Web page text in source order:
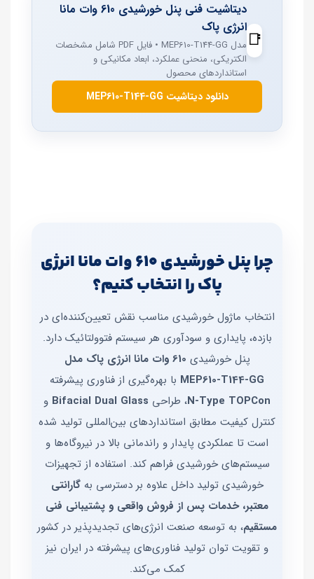
📑
دیتاشیت فنی پنل خورشیدی 610 وات مانا
انرژی پاک
مدل MEP610‑T144‑GG • فایل PDF شامل مشخصات
الکتریکی، منحنی عملکرد، ابعاد مکانیکی و
استانداردهای محصول
دانلود دیتاشیت MEP610‑T144‑GG
چرا پنل خورشیدی 610 وات مانا انرژی
پاک را انتخاب کنیم؟
انتخاب ماژول خورشیدی مناسب نقش تعیین‌کننده‌ای در
بازده، پایداری و سودآوری هر سیستم فتوولتائیک دارد.
پنل خورشیدی
610 وات مانا انرژی پاک مدل
MEP610‑T144‑GG با بهره‌گیری از فناوری پیشرفته
N‑Type TOPCon، طراحی Bifacial Dual Glass و
کنترل کیفیت مطابق استانداردهای بین‌المللی تولید شده
است تا عملکردی پایدار و راندمانی بالا در نیروگاه‌ها و
سیستم‌های خورشیدی فراهم کند. استفاده از تجهیزات
خورشیدی تولید داخل علاوه بر دسترسی بهگارانتی
معتبر، خدمات پس از فروش واقعی و پشتیبانی فنی
مستقیم، به توسعه صنعت انرژی‌های تجدیدپذیر در کشور
و تقویت توان تولید فناوری‌های پیشرفته در ایران نیز
کمک می‌کند.